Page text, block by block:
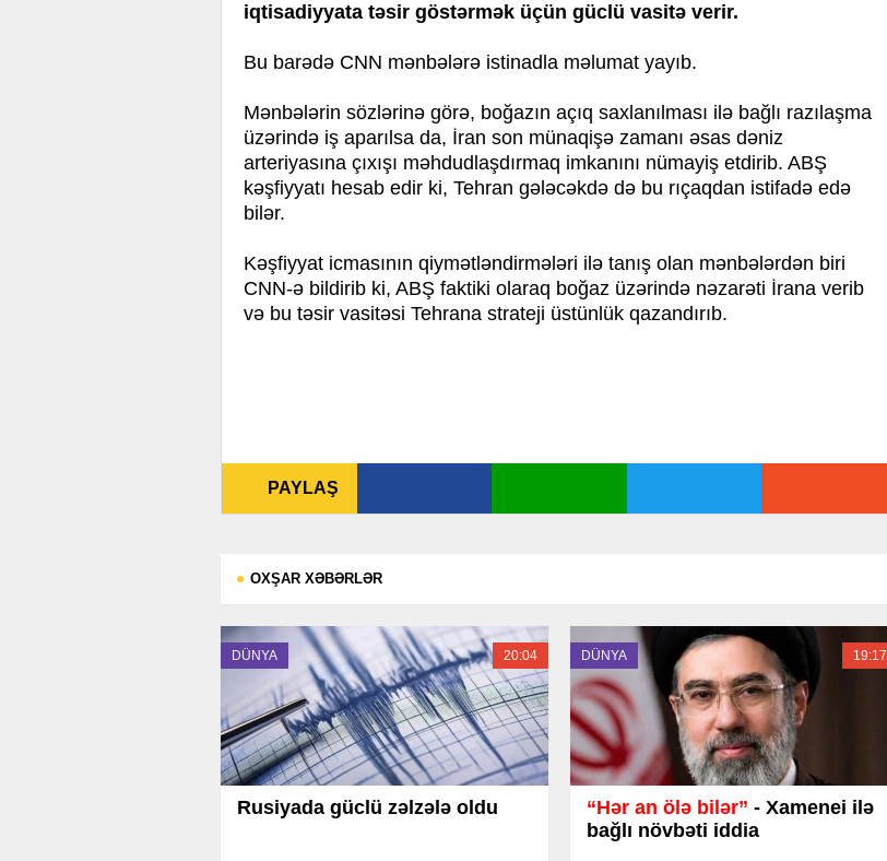
iqtisadiyyata təsir göstərmək üçün güclü vasitə verir.
Bu barədə CNN mənbələrə istinadla məlumat yayıb.
Mənbələrin sözlərinə görə, boğazın açıq saxlanılması ilə bağlı razılaşma
üzərində iş aparılsa da, İran son münaqişə zamanı əsas dəniz
arteriyasına çıxışı məhdudlaşdırmaq imkanını nümayiş etdirib. ABŞ
kəşfiyyatı hesab edir ki, Tehran gələcəkdə də bu rıçaqdan istifadə edə
bilər.
Kəşfiyyat icmasının qiymətləndirmələri ilə tanış olan mənbələrdən biri
CNN-ə bildirib ki, ABŞ faktiki olaraq boğaz üzərində nəzarəti İrana verib
və bu təsir vasitəsi Tehrana strateji üstünlük qazandırıb.
PAYLAŞ
OXŞAR XƏBƏRLƏR
DÜNYA 20:04
Rusiyada güclü zəlzələ oldu
DÜNYA 19:17
“Hər an ölə bilər” - Xamenei ilə
bağlı növbəti iddia